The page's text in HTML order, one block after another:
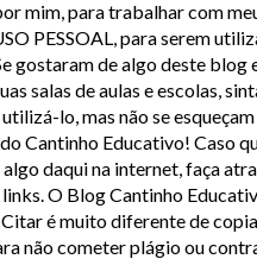
mim, para trabalhar com
PESSOAL, para serem
gostaram de algo deste blog
salas de aulas e escolas,
lo, mas não se esqueçam
Cantinho Educativo! Caso
daqui na internet, faça
O Blog Cantinho
é muito diferente de
não cometer plágio ou